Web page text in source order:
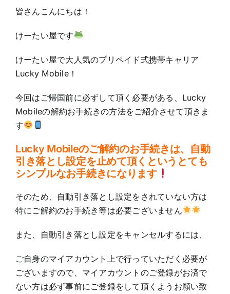
皆さんこんにちは！
けーたい屋です
けーたい屋で大人気のプリペイド式携帯キャリア
Lucky Mobile！
今回はご帰国前に必ずして頂く必要がある、Lucky
Mobileの解約お手続きの方法をご紹介させて頂きま
す
Lucky Mobileのご解約のお手続きは、自動
引き落とし設定を止めて頂くというとても
シンプルなお手続きになります
そのため、自動引き落とし設定をされていない方は
特にご解約のお手続き等は必要ございません
また、自動引き落とし設定をキャンセルするには、
ご自身のマイアカウント上で行っていただく必要が
ございますので、マイアカウントのご登録がお済で
ない方は必ず事前にご登録をして頂くようお願い致